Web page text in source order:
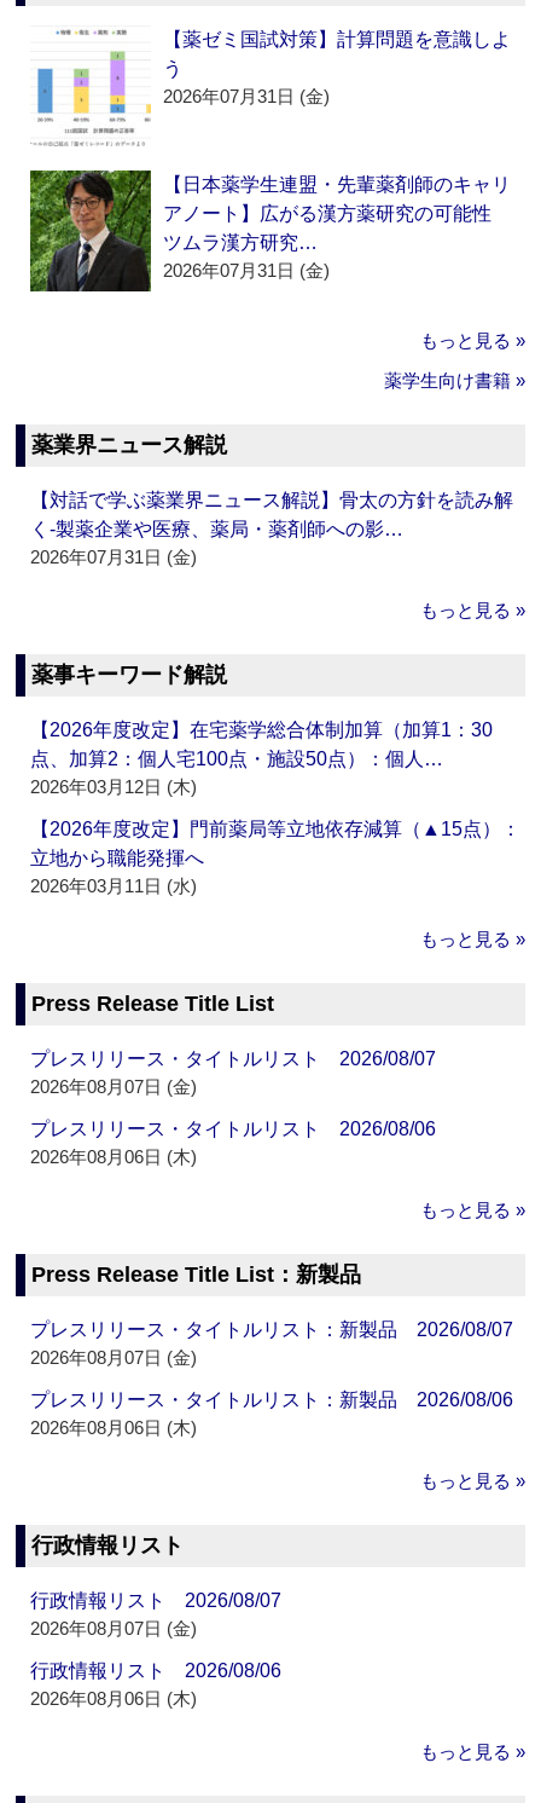
【薬ゼミ国試対策】計算問題を意識しよ
う
2026年07月31日 (金)
【日本薬学生連盟・先輩薬剤師のキャリ
アノート】広がる漢方薬研究の可能性
ツムラ漢方研究…
2026年07月31日 (金)
もっと見る »
薬学生向け書籍 »
薬業界ニュース解説
【対話で学ぶ薬業界ニュース解説】骨太の方針を読み解
く‐製薬企業や医療、薬局・薬剤師への影…
2026年07月31日 (金)
もっと見る »
薬事キーワード解説
【2026年度改定】在宅薬学総合体制加算（加算1：30
点、加算2：個人宅100点・施設50点）：個人…
2026年03月12日 (木)
【2026年度改定】門前薬局等立地依存減算（▲15点）：
立地から職能発揮へ
2026年03月11日 (水)
もっと見る »
Press Release Title List
プレスリリース・タイトルリスト 2026/08/07
2026年08月07日 (金)
プレスリリース・タイトルリスト 2026/08/06
2026年08月06日 (木)
もっと見る »
Press Release Title List：新製品
プレスリリース・タイトルリスト：新製品 2026/08/07
2026年08月07日 (金)
プレスリリース・タイトルリスト：新製品 2026/08/06
2026年08月06日 (木)
もっと見る »
行政情報リスト
行政情報リスト 2026/08/07
2026年08月07日 (金)
行政情報リスト 2026/08/06
2026年08月06日 (木)
もっと見る »